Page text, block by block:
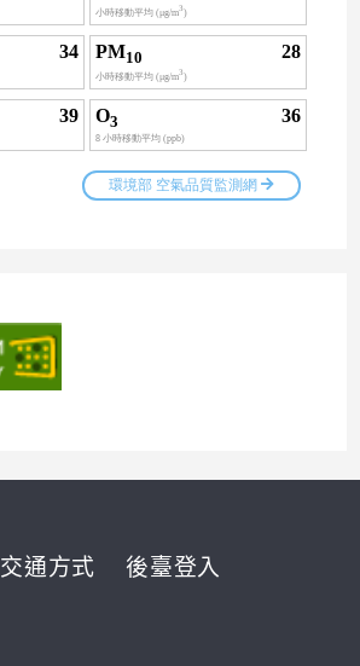
交通方式 後臺登入